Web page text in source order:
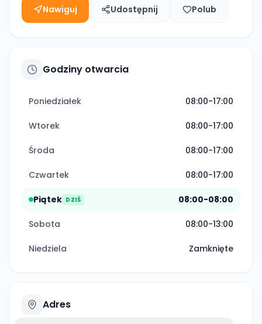
Nawiguj Udostępnij Polub
Godziny otwarcia
Poniedziałek 08:00-17:00
Wtorek 08:00-17:00
Środa 08:00-17:00
Czwartek 08:00-17:00
Piątek DZIŚ 08:00-08:00
Sobota 08:00-13:00
Niedziela Zamknięte
Adres